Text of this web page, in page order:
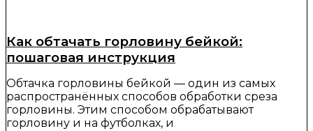
Как обтачать горловину бейкой:
пошаговая инструкция
Обтачка горловины бейкой — один из самых
распространённых способов обработки среза
горловины. Этим способом обрабатывают
горловину и на футболках, и